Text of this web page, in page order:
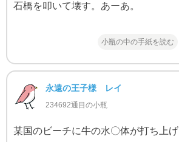
石橋を叩いて壊す。あーあ。
小瓶の中の手紙を読む
永遠の王子様 レイ
234692通目の小瓶
某国のビーチに牛の水〇体が打ち上